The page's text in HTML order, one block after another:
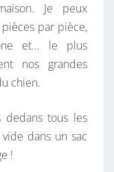
Je peux
par pièce,
et… le plus
nos grandes
chien.
dedans tous les
dans un sac
!